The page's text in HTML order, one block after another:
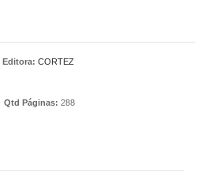
Editora: CORTEZ
Qtd Páginas: 288